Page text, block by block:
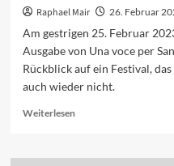
Raphael Mair 26. Februar
Am gestrigen 25. Februar
Ausgabe von Una voce per
Rückblick auf ein Festival,
auch wieder nicht.
WeiterlesenRead
San